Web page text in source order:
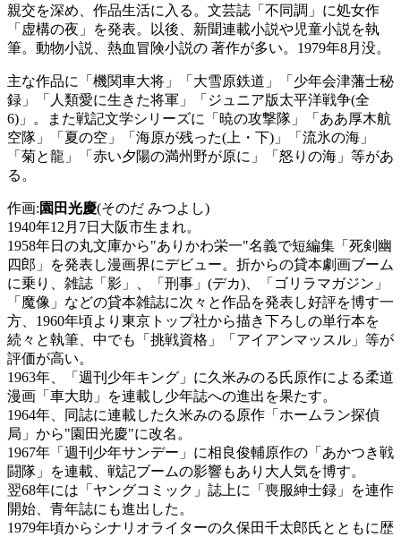
親交を深め、作品生活に入る。文芸誌「不同調」に処女作
「虚構の夜」を発表。以後、新聞連載小説や児童小説を執
筆。動物小説、熱血冒険小説の 著作が多い。1979年8月没。
主な作品に「機関車大将」「大雪原鉄道」「少年会津藩士秘
録」「人類愛に生きた将軍」「ジュニア版太平洋戦争(全
6)」。また戦記文学シリーズに「暁の攻撃隊」「ああ厚木航
空隊」「夏の空」「海原が残った(上・下)」「流氷の海」
「菊と龍」「赤い夕陽の満州野が原に」「怒りの海」等があ
る。
作画:園田光慶(そのだ みつよし)
1940年12月7日大阪市生まれ。
1958年日の丸文庫から"ありかわ栄一"名義で短編集「死剣幽
四郎」を発表し漫画界にデビュー。折からの貸本劇画ブーム
に乗り、雑誌「影」、「刑事」(デカ)、「ゴリラマガジン」
「魔像」などの貸本雑誌に次々と作品を発表し好評を博す一
方、1960年頃より東京トップ社から描き下ろしの単行本を
続々と執筆、中でも「挑戦資格」「アイアンマッスル」等が
評価が高い。
1963年、「週刊少年キング」に久米みのる氏原作による柔道
漫画「車大助」を連載し少年誌への進出を果たす。
1964年、同誌に連載した久米みのる原作「ホームラン探偵
局」から"園田光慶"に改名。
1967年「週刊少年サンデー」に相良俊輔原作の「あかつき戦
闘隊」を連載、戦記ブームの影響もあり大人気を博す。
翌68年には「ヤングコミック」誌上に「喪服紳士録」を連作
開始、青年誌にも進出した。
1979年頃からシナリオライターの久保田千太郎氏とともに歴